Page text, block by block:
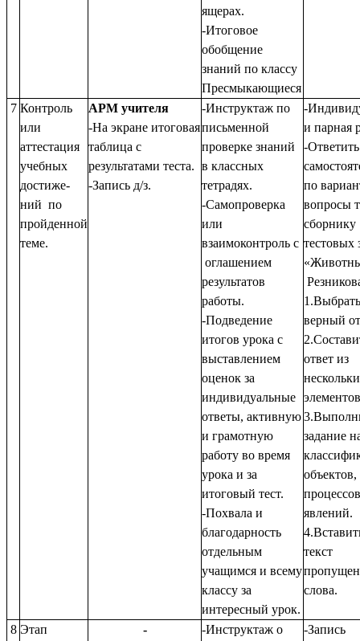
ящерах.
-Итоговое
обобщение
знаний по классу
Пресмыкающиеся
7 Контроль
или
аттестация
учебных
достиже-
ний по
пройденной
теме.
АРМ учителя
-На экране итоговая
таблица с
результатами теста.
-Запись д/з.
-Инструктаж по
письменной
проверке знаний
в классных
тетрадях.
-Самопроверка
или
взаимоконтроль с
оглашением
результатов
работы.
-Подведение
итогов урока с
выставлением
оценок за
индивидуальные
ответы, активную
и грамотную
работу во время
урока и за
итоговый тест.
-Похвала и
благодарность
отдельным
учащимся и всему
классу за
интересный урок.
-
и парная
-Ответить
по
вопросы
сборнику
тестовых
верный
ответ из
задание
объектов,
явлений.
текст
слова.
8 Этап
-
-Инструктаж о
-Запись